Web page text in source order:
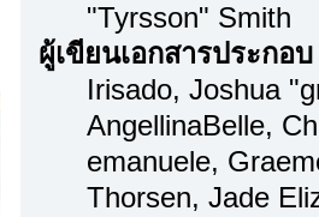
"Tyrsson" Smith
ผู้เขียนเอกสารประกอบ
Irisado, Joshua
AngellinaBelle,
emanuele,
Thorsen, Jade